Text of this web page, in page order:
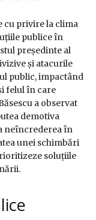
cu privire la clima
publice în
președinte al
și atacurile
public, impactând
felul în care
a observat
demotiva
neîncrederea în
unei schimbări
soluțiile